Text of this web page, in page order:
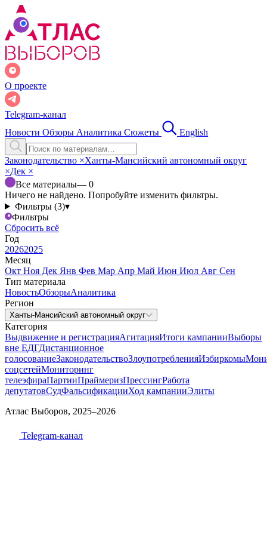
О проекте
Telegram-канал
Новости Обзоры Аналитика Сюжеты English
Законодательство ×Ханты-Мансийский автономный округ
×Дек ×
Все материалы— 0
Ничего не найдено. Попробуйте изменить фильтры.
Фильтры (3)▾
Фильтры
Сбросить всё
Год
20262025
Месяц
Окт Ноя Дек Янв Фев Мар Апр Май Июн Июл Авг Сен
Тип материала
НовостьОбзорыАналитика
Регион
Ханты-Мансийский автономный округ
Категория
Выдвижение и регистрацияАгитацияИтоги кампанииВыборы
вне ЕДГДистанционное
голосованиеЗаконодательствоЗлоупотребленияИзбиркомы
соцсетейМониторинг
телеэфираПартииПраймеризПрессингРабота
депутатовСудФальсификацииХод кампанииЭлиты
Атлас Выборов, 2025–2026
Telegram-канал